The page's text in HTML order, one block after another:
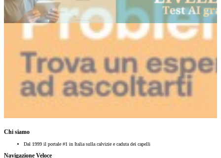
Chi siamo
Dal 1999 il portale #1 in Italia sulla calvizie e caduta dei capelli
Navigazione Veloce